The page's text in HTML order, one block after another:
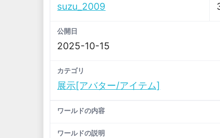
suzu_2009
公開日
2025-10-15
カテゴリ
展示[アバター/アイテム]
ワールドの内容
ワールドの説明